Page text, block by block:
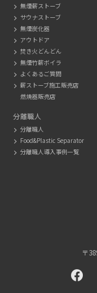
無煙薪ストーブ
サウナストーブ
無煙炭化器
アウトドア
焚き火どんどん
無煙竹薪ボイラ
よくあるご質問
薪ストーブ施工販売店
燃焼器販売店
分離職人
分離職人
Food&Plastic Separator
分離職人導入事例一覧
〒